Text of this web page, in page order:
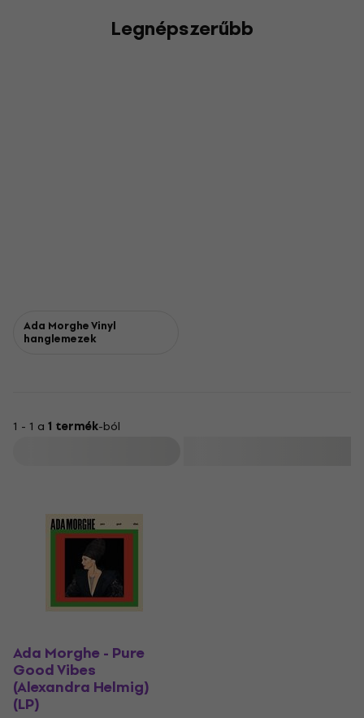
Legnépszerűbb
Ada Morghe Vinyl
hanglemezek
1 - 1 a 1 termék-ból
Ada Morghe - Pure
Good Vibes
(Alexandra Helmig)
(LP)